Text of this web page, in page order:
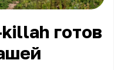
готов